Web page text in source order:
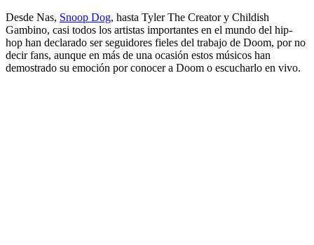
Desde Nas, Snoop Dog, hasta Tyler The Creator y Childish
Gambino, casi todos los artistas importantes en el mundo del hip-
hop han declarado ser seguidores fieles del trabajo de Doom, por no
decir fans, aunque en más de una ocasión estos músicos han
demostrado su emoción por conocer a Doom o escucharlo en vivo.